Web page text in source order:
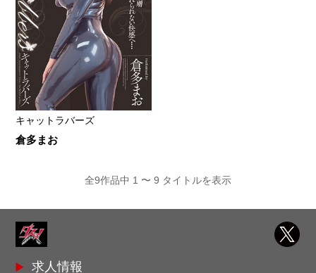
キャットラバーズ
倉多まお
全9作品中 1 〜 9 タイトルを表示
求人情報